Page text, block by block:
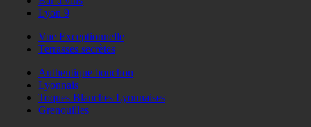
Lyon 9
Vue Exceptionnelle
Terrasses secrètes
Authentique bouchon
Lyonnais
Toques Blanches Lyonnaises
Grenouilles